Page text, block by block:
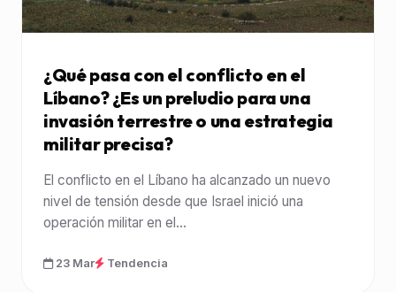
¿Qué pasa con el conflicto en el
Líbano? ¿Es un preludio para una
invasión terrestre o una estrategia
militar precisa?
El conflicto en el Líbano ha alcanzado un nuevo
nivel de tensión desde que Israel inició una
operación militar en el...
23 Mar Tendencia